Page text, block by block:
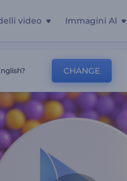
video Immagini AI
CHANGE